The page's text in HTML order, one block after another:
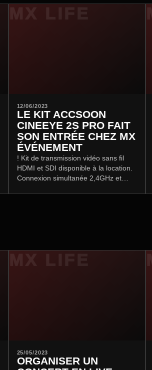
12/06/2023
LE KIT ACCSOON
CINEEYE 2S PRO FAIT
SON ENTRÉE CHEZ MX
ÉVÉNEMENT
! Kit de transmission vidéo sans fil
HDMI et SDI disponible à la location.
Connexion simultanée 2,4GHz et
25/05/2023
ORGANISER UN